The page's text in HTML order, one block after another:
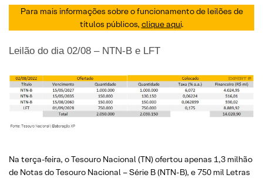
Para mais informações sobre o funcionamento de leilões de
títulos públicos, clique aqui.
Leilão do dia 02/08 – NTN-B e LFT
Na terça-feira, o Tesouro Nacional (TN) ofertou apenas 1,3 milhão
de Notas do Tesouro Nacional – Série B (NTN-B), e 750 mil Letras